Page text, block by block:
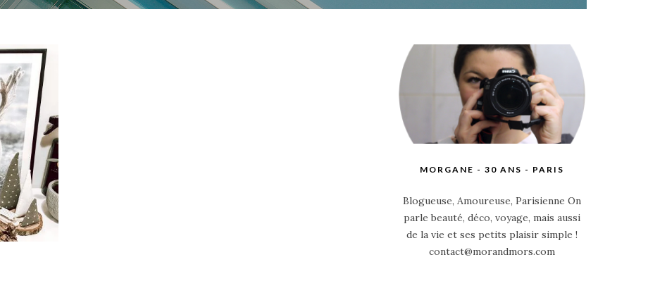
MORGANE - 30 ANS - PARIS
Blogueuse, Amoureuse, Parisienne On
parle beauté, déco, voyage, mais aussi
de la vie et ses petits plaisir simple !
contact@morandmors.com